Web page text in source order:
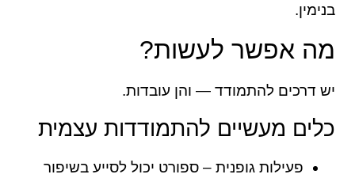
בנימין.
מה אפשר לעשות?
יש דרכים להתמודד — והן עובדות.
כלים מעשיים להתמודדות עצמית
פעילות גופנית – ספורט יכול לסייע בשיפור